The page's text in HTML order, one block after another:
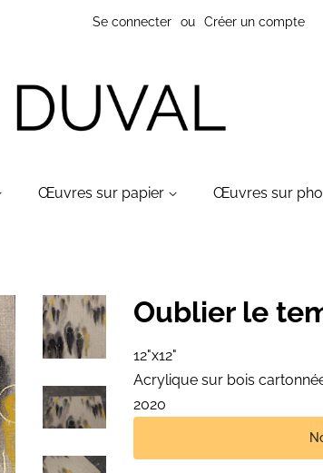
Se connecter ou Créer un compte
Œuvres sur papier Œuvres sur
Oublier le
12"x12"
Acrylique sur bois
2020